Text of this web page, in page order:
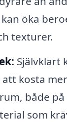
öka
texturer.
Självklart
kosta
både
som